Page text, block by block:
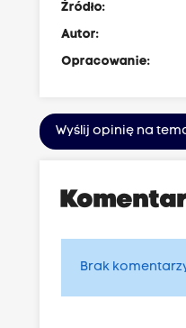
Źródło:
Autor:
Opracowanie:
Wyślij opinię na
Brak